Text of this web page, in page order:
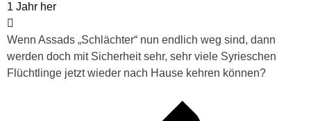
1 Jahr her
Wenn Assads „Schlächter“ nun endlich weg sind, dann
werden doch mit Sicherheit sehr, sehr viele Syrieschen
Flüchtlinge jetzt wieder nach Hause kehren können?